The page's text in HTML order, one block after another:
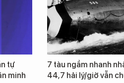
tự
minh
7 tàu ngầm nhanh
44,7 hải lý/giờ vẫn